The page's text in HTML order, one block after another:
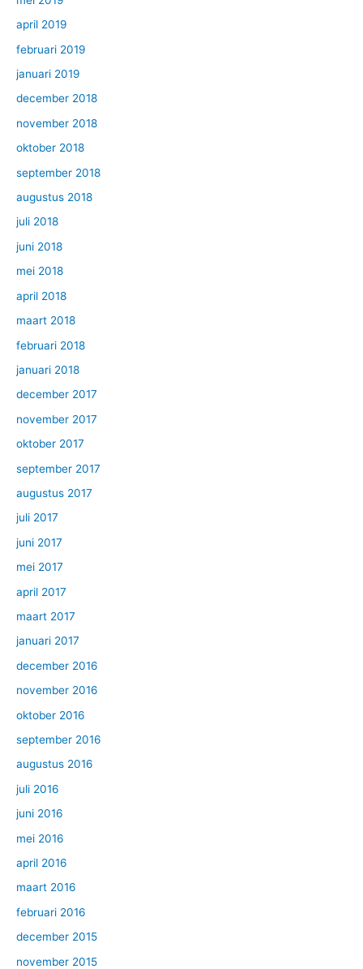
april 2019
februari 2019
januari 2019
december 2018
november 2018
oktober 2018
september 2018
augustus 2018
juli 2018
juni 2018
mei 2018
april 2018
maart 2018
februari 2018
januari 2018
december 2017
november 2017
oktober 2017
september 2017
augustus 2017
juli 2017
juni 2017
mei 2017
april 2017
maart 2017
januari 2017
december 2016
november 2016
oktober 2016
september 2016
augustus 2016
juli 2016
juni 2016
mei 2016
april 2016
maart 2016
februari 2016
december 2015
november 2015